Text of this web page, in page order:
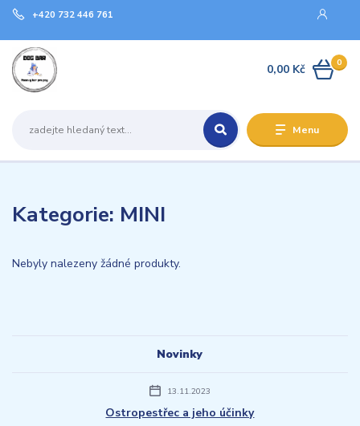
Menu
+420 732 446 761
0
0,00 Kč
Novinky
13.11.2023
Ostropestřec a jeho účinky
Kategorie: MINI
Nebyly nalezeny žádné produkty.